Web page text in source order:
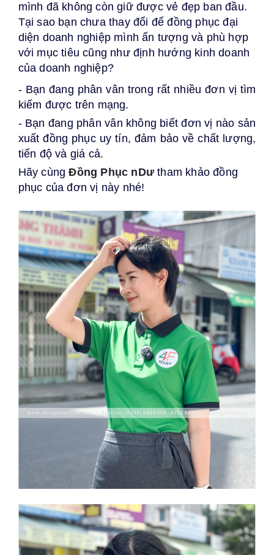
mình đã không còn giữ được vẻ đẹp ban đầu.
Tại sao bạn chưa thay đổi để đồng phục đại
diện doanh nghiệp mình ấn tượng và phù hợp
với mục tiêu cũng như định hướng kinh doanh
của doanh nghiệp?
- Bạn đang phân vân trong rất nhiều đơn vị tìm
kiếm được trên mạng.
- Bạn đang phân vân không biết đơn vị nào sản
xuất đồng phục uy tín, đảm bảo về chất lượng,
tiến độ và giá cả.
Hãy cùngĐồng Phục nDưtham khảo đồng
phục của đơn vị này nhé!